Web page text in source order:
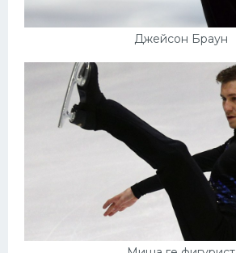
Джейсон Браун